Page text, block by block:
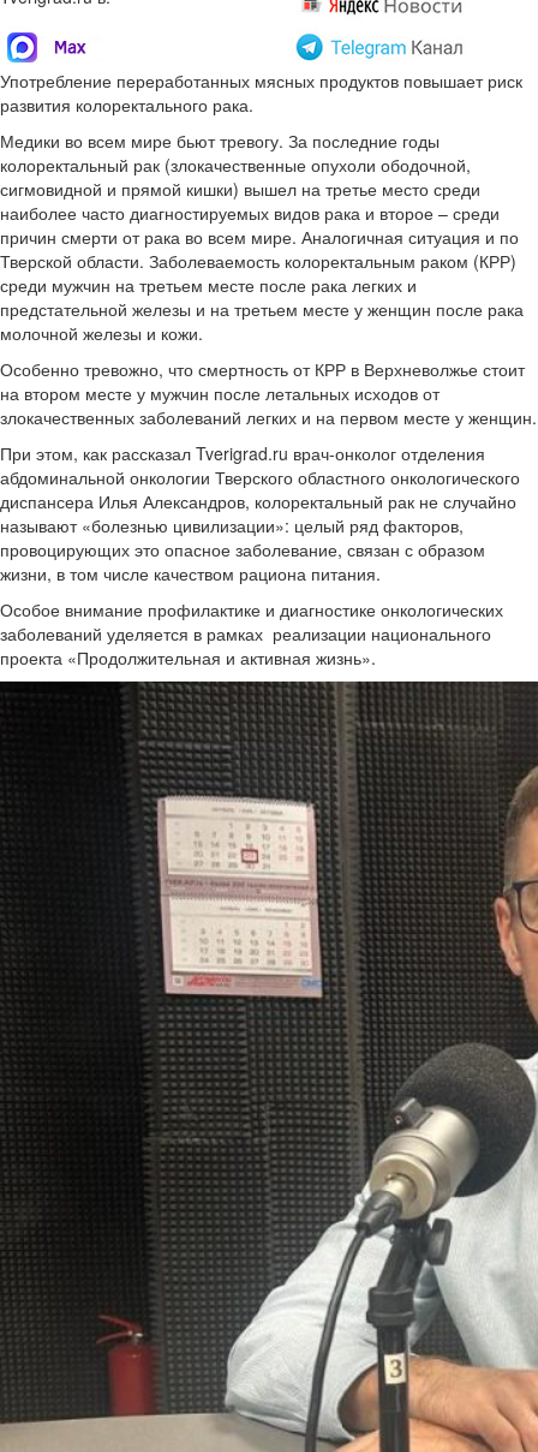
Употребление переработанных мясных продуктов повышает риск
развития колоректального рака.
Медики во всем мире бьют тревогу. За последние годы
колоректальный рак (злокачественные опухоли ободочной,
сигмовидной и прямой кишки) вышел на третье место среди
наиболее часто диагностируемых видов рака и второе – среди
причин смерти от рака во всем мире. Аналогичная ситуация и по
Тверской области. Заболеваемость колоректальным раком (КРР)
среди мужчин на третьем месте после рака легких и
предстательной железы и на третьем месте у женщин после рака
молочной железы и кожи.
Особенно тревожно, что смертность от КРР в Верхневолжье стоит
на втором месте у мужчин после летальных исходов от
злокачественных заболеваний легких и на первом месте у женщин.
При этом, как рассказал Tverigrad.ru врач-онколог отделения
абдоминальной онкологии Тверского областного онкологического
диспансера Илья Александров, колоректальный рак не случайно
называют «болезнью цивилизации»: целый ряд факторов,
провоцирующих это опасное заболевание, связан с образом
жизни, в том числе качеством рациона питания.
Особое внимание профилактике и диагностике онкологических
заболеваний уделяется в рамках реализации национального
проекта «Продолжительная и активная жизнь».